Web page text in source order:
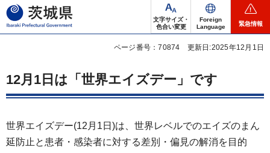
茨城県
文字サイズ・
色合い変更
Foreign
Language
緊急情報
ページ番号：70874 更新日:2025年12月1日
12月1日は「世界エイズデー」です
世界エイズデー(12月1日)は、世界レベルでのエイズのまん
延防止と患者・感染者に対する差別・偏見の解消を目的